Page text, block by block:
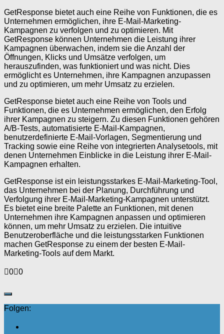
GetResponse bietet auch eine Reihe von Funktionen, die es
Unternehmen ermöglichen, ihre E-Mail-Marketing-
Kampagnen zu verfolgen und zu optimieren. Mit
GetResponse können Unternehmen die Leistung ihrer
Kampagnen überwachen, indem sie die Anzahl der
Öffnungen, Klicks und Umsätze verfolgen, um
herauszufinden, was funktioniert und was nicht. Dies
ermöglicht es Unternehmen, ihre Kampagnen anzupassen
und zu optimieren, um mehr Umsatz zu erzielen.
GetResponse bietet auch eine Reihe von Tools und
Funktionen, die es Unternehmen ermöglichen, den Erfolg
ihrer Kampagnen zu steigern. Zu diesen Funktionen gehören
A/B-Tests, automatisierte E-Mail-Kampagnen,
benutzerdefinierte E-Mail-Vorlagen, Segmentierung und
Tracking sowie eine Reihe von integrierten Analysetools, mit
denen Unternehmen Einblicke in die Leistung ihrer E-Mail-
Kampagnen erhalten.
GetResponse ist ein leistungsstarkes E-Mail-Marketing-Tool,
das Unternehmen bei der Planung, Durchführung und
Verfolgung ihrer E-Mail-Marketing-Kampagnen unterstützt.
Es bietet eine breite Palette an Funktionen, mit denen
Unternehmen ihre Kampagnen anpassen und optimieren
können, um mehr Umsatz zu erzielen. Die intuitive
Benutzeroberfläche und die leistungsstarken Funktionen
machen GetResponse zu einem der besten E-Mail-
Marketing-Tools auf dem Markt.
Anklicken
nach
unten.
0 Anklicken
oben.
0
Folgen: